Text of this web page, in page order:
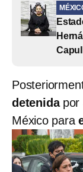
detenida por
México para